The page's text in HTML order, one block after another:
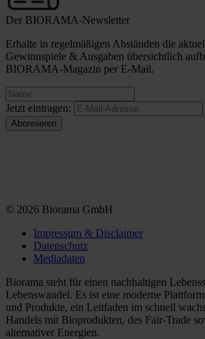
Der BIORAMA-Newsletter
Erhalte in regelmäßigen Abständen die
Gewinnspiele & Ausgaben übersichtlich
BIORAMA-Magazin per E-Mail.
Jetzt eintragen:
© 2026 Biorama GmbH
Impressum & Disclaimer
Datenschutz
Mediadaten
Biorama steht für einen nachhaltigen
Lebenswandel. Es ist eine moderne
und Produkte, ein Leitfaden im schnell
Handels mit Bioprodukten, des Fair-Trade
alternativer Energien.